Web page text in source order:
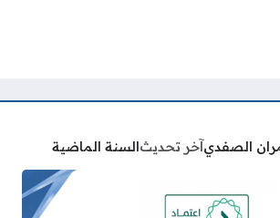
الصفديآخر تحديثالسنة الماضية